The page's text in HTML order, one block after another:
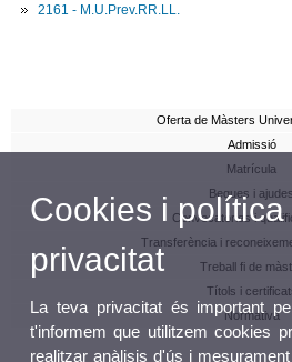
2161 - M.U.Prev.RR.LL.
Oferta de Màsters
Admissió
Matrícula
Beques i ajudes
Convocatòries i
Transferència i
Treball fi de
Títols i
Normativa
Cookies i política
privacitat
La teva privacitat és important
t'informem que utilitzem cookies
realitzar anàlisis d'ús i